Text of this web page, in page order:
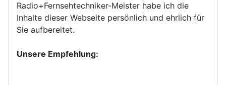
Radio+Fernsehtechniker-Meister habe ich die
Inhalte dieser Webseite persönlich und ehrlich für
Sie aufbereitet.
Unsere Empfehlung: